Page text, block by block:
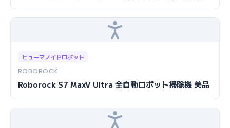
ヒューマノイドロボット
ROBOROCK
Roborock S7 MaxV Ultra 全自動ロボット掃除機 美品